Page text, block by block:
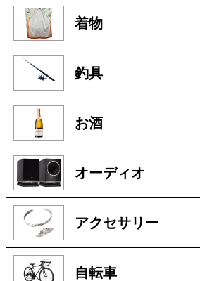
着物
釣具
お酒
オーディオ
アクセサリー
自転車